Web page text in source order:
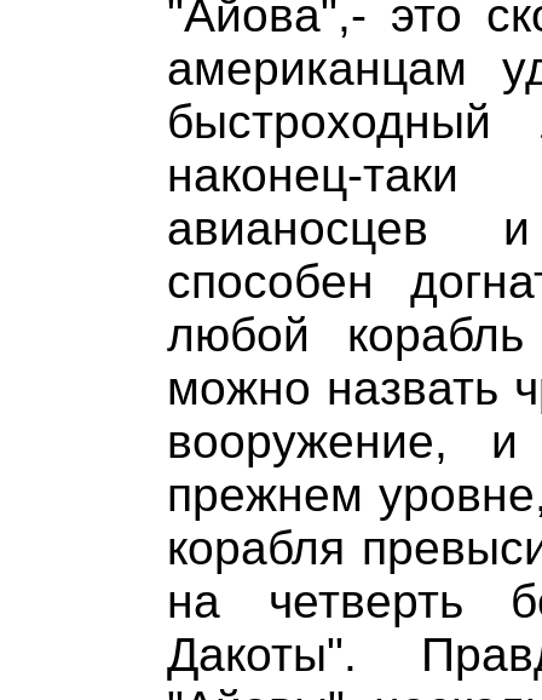
"Айова",- это
американцам
наконец-
авианосцев
способен
любой
можно назвать
вооружение,
прежнем
корабля
на четверть
Дакоты".